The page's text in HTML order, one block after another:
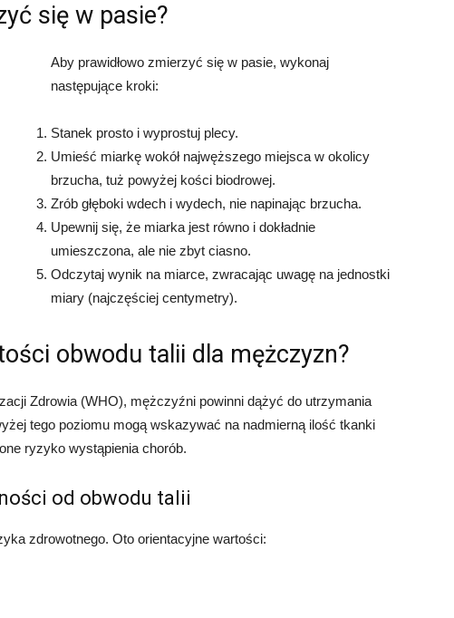
się w pasie?
Aby prawidłowo zmierzyć się w pasie, wykonaj
następujące kroki:
Stanek prosto i wyprostuj plecy.
Umieść miarkę wokół najwęższego miejsca w okolicy
brzucha, tuż powyżej kości biodrowej.
Zrób głęboki wdech i wydech, nie napinając brzucha.
Upewnij się, że miarka jest równo i dokładnie
umieszczona, ale nie zbyt ciasno.
Odczytaj wynik na miarce, zwracając uwagę na jednostki
miary (najczęściej centymetry).
obwodu talii dla mężczyzn?
Zdrowia (WHO), mężczyźni powinni dążyć do utrzymania
tego poziomu mogą wskazywać na nadmierną ilość tkanki
ryzyko wystąpienia chorób.
od obwodu talii
zdrowotnego. Oto orientacyjne wartości: